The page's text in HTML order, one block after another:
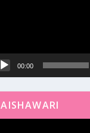
00:00
AISHAWARI